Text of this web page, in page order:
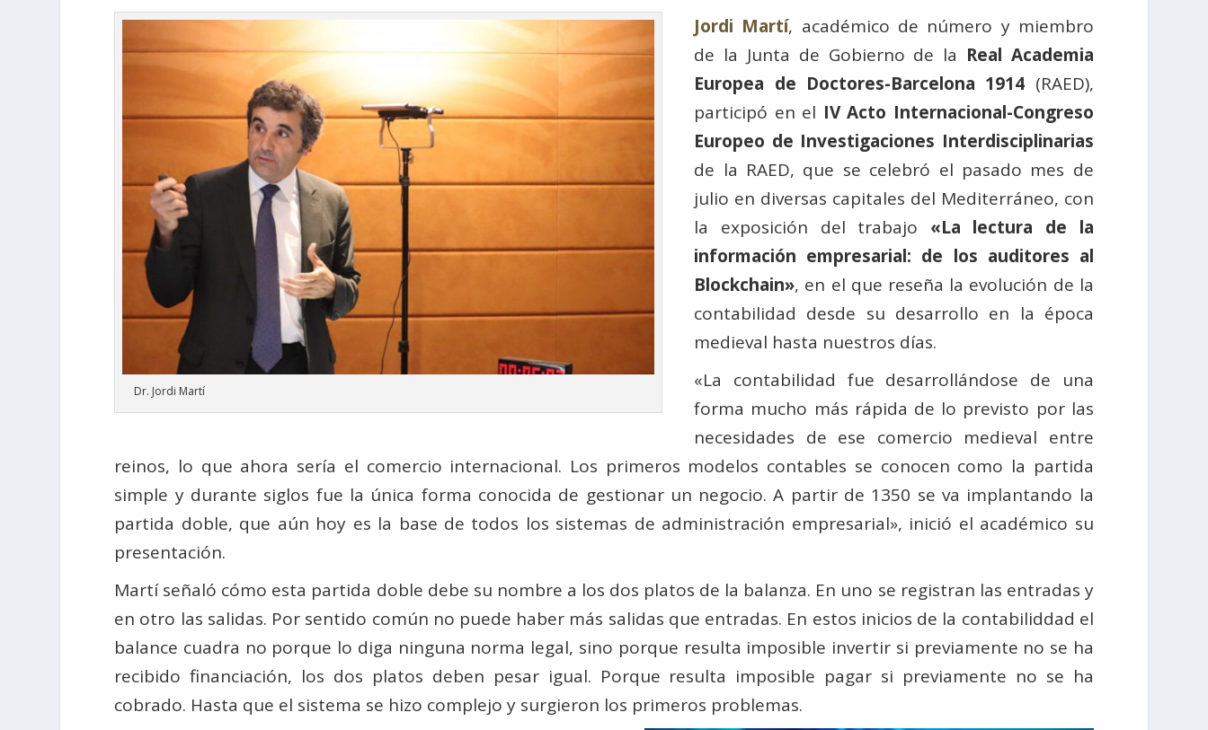
Dr. Jordi Martí
Jordi Martí, académico de número y miembro
de la Junta de Gobierno de la Real Academia
Europea de Doctores-Barcelona 1914 (RAED),
participó en el IV Acto Internacional-Congreso
Europeo de Investigaciones Interdisciplinarias
de la RAED, que se celebró el pasado mes de
julio en diversas capitales del Mediterráneo, con
la exposición del trabajo «La lectura de la
información empresarial: de los auditores al
Blockchain», en el que reseña la evolución de la
contabilidad desde su desarrollo en la época
medieval hasta nuestros días.
«La contabilidad fue desarrollándose de una
forma mucho más rápida de lo previsto por las
necesidades de ese comercio medieval entre
reinos, lo que ahora sería el comercio internacional. Los primeros modelos contables se conocen como la partida
simple y durante siglos fue la única forma conocida de gestionar un negocio. A partir de 1350 se va implantando la
partida doble, que aún hoy es la base de todos los sistemas de administración empresarial», inició el académico su
presentación.
Martí señaló cómo esta partida doble debe su nombre a los dos platos de la balanza. En uno se registran las entradas y
en otro las salidas. Por sentido común no puede haber más salidas que entradas. En estos inicios de la contabiliddad el
balance cuadra no porque lo diga ninguna norma legal, sino porque resulta imposible invertir si previamente no se ha
recibido financiación, los dos platos deben pesar igual. Porque resulta imposible pagar si previamente no se ha
cobrado. Hasta que el sistema se hizo complejo y surgieron los primeros problemas.